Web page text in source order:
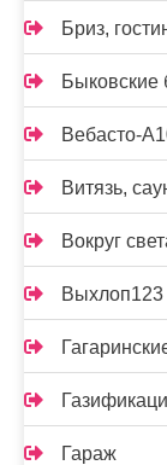
Бриз,
Быковские
Вебасто-
Витязь,
Вокруг
Выхлоп123
Гараж